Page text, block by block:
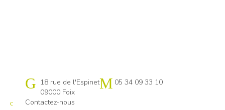
Cap emploi 09-31 Comminges
18 rue de l'Espinet
09000 Foix
05 34 09 33 10
Contactez-nous